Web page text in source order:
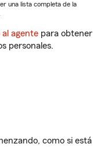
una lista completa de la
agente para obtener
personales.
como si está